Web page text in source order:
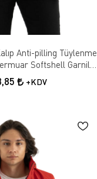
Anti-pilling Tüylenme
Softshell Garnili
+KDV